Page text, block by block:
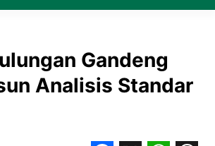
Gandeng
Analisis Standar